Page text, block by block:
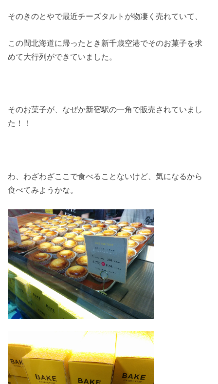
そのきのとやで最近チーズタルトが物凄く売れていて、
この間北海道に帰ったとき新千歳空港でそのお菓子を求
めて大行列ができていました。
そのお菓子が、なぜか新宿駅の一角で販売されていまし
た！！
わ、わざわざここで食べることないけど、気になるから
食べてみようかな。